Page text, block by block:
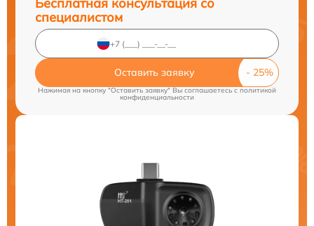
специалистом
Оставить заявку
Нажимая на кнопку "Оставить заявку" Вы соглашаетесь cполитикой
конфиденциальности